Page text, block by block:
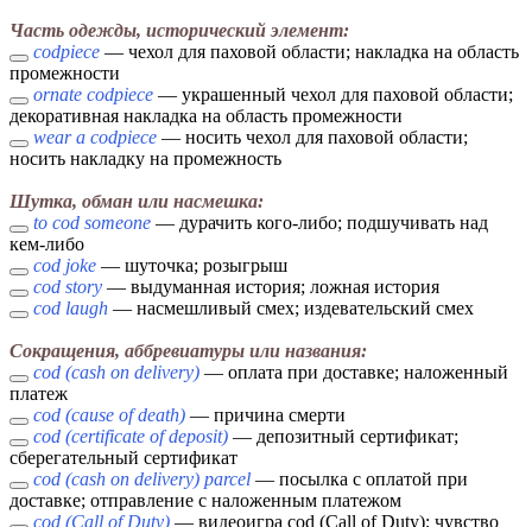
Часть одежды, исторический элемент:
codpiece — чехол для паховой области; накладка на область
промежности
ornate codpiece — украшенный чехол для паховой области;
декоративная накладка на область промежности
wear a codpiece — носить чехол для паховой области;
носить накладку на промежность
Шутка, обман или насмешка:
to cod someone — дурачить кого-либо; подшучивать над
кем-либо
cod joke — шуточка; розыгрыш
cod story — выдуманная история; ложная история
cod laugh — насмешливый смех; издевательский смех
Сокращения, аббревиатуры или названия:
cod (cash on delivery) — оплата при доставке; наложенный
платеж
cod (cause of death) — причина смерти
cod (certificate of deposit) — депозитный сертификат;
сберегательный сертификат
cod (cash on delivery) parcel — посылка с оплатой при
доставке; отправление с наложенным платежом
cod (Call of Duty) — видеоигра cod (Call of Duty); чувство